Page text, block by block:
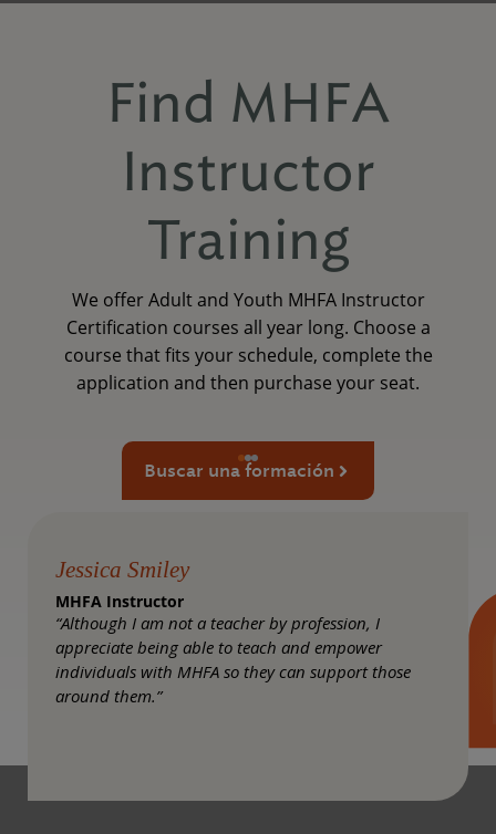
Find MHFA
Instructor
Training
We offer Adult and Youth MHFA Instructor
Certification courses all year long. Choose a
course that fits your schedule, complete the
application and then purchase your seat.
Buscar una formación
Jessica Smiley
MHFA Instructor
“Although I am not a teacher by profession, I
appreciate being able to teach and empower
individuals with MHFA so they can support those
around them.”